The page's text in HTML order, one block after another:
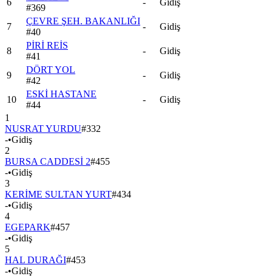
#369
7
ÇEVRE ŞEH. BAKANLIĞI
#40
- Gidiş
8
PİRİ REİS
#41
- Gidiş
9
DÖRT YOL
#42
- Gidiş
10
ESKİ HASTANE
#44
-
Gidiş
1
NUSRAT YURDU#332
-•Gidiş
2
BURSA CADDESİ 2#455
-•Gidiş
3
KERİME SULTAN YURT#434
-•Gidiş
4
EGEPARK#457
-•Gidiş
5
HAL DURAĞI#453
-•Gidiş